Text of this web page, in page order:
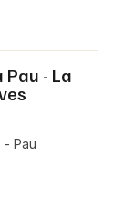
- La
- Pau